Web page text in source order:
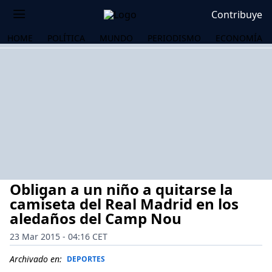
Contribuye
HOME POLÍTICA MUNDO PERIODISMO ECONOMÍA
Obligan a un niño a quitarse la
camiseta del Real Madrid en los
aledaños del Camp Nou
23 Mar 2015 - 04:16 CET
Archivado en: DEPORTES